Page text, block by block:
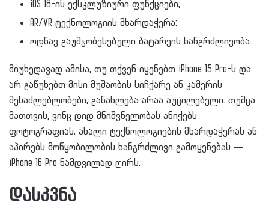
iOS 18-ის ექსკლუზიური ფუნქციები;
AR/VR ტექნოლოგიის მხარდაჭერა;
ოდნავ გაუმჯობესებული ბატარეის ხანგრძლივობა.
მიუხედავად ამისა, თუ თქვენ იყენებთ iPhone 15 Pro-ს და
არ გაწუხებთ მისი მუშაობის სიჩქარე ან კამერის
შესაძლებლობები, განახლება არაა აუცილებელი. თუმცა
მათთვის, ვინც დიდ მნიშვნელობას ანიჭებს
ფოტოგრაფიას, ახალი ტექნოლოგიების მხარდაჭერას ან
აპირებს მოწყობილობის ხანგრძლივი გამოყენებას —
iPhone 16 Pro ნამდვილად ღირს.
დასკვნა